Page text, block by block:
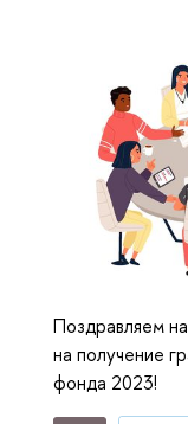
Поздравляем
на получение
фонда 2023!